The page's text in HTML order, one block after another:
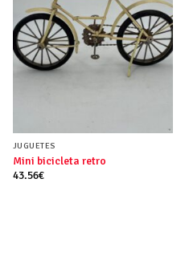
JUGUETES
Mini bicicleta retro
43.56€